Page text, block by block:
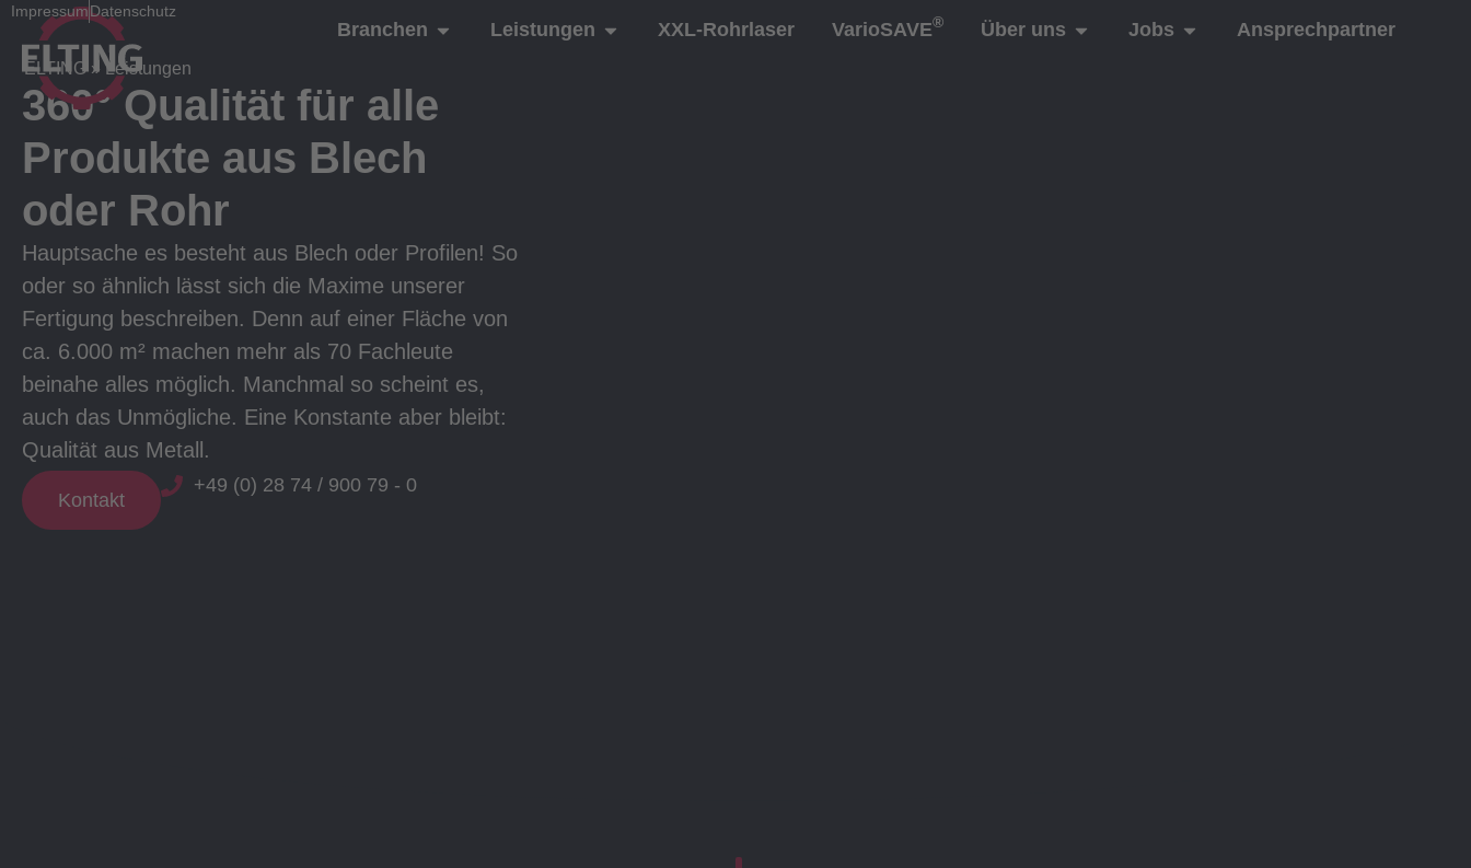
ImpressumDatenschutz
Branchen Leistungen XXL-Rohrlaser VarioSAVE® Über uns Jobs Ansprechpartner
ELTING»Leistungen
360° Qualität für alle
Produkte aus Blech
oder Rohr
Hauptsache es besteht aus Blech oder Profilen! So
oder so ähnlich lässt sich die Maxime unserer
Fertigung beschreiben. Denn auf einer Fläche von
ca. 6.000 m² machen mehr als 70 Fachleute
beinahe alles möglich. Manchmal so scheint es,
auch das Unmögliche. Eine Konstante aber bleibt:
Qualität aus Metall.
Kontakt
+49 (0) 28 74 / 900 79 - 0